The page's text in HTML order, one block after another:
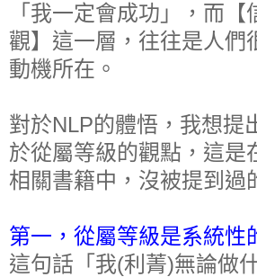
「我一定會成功」，而【
觀】這一層， 往往是人們
動機所在。
對於NLP的體悟，我想提
於從屬等級的觀點，這是
相關書籍中，沒被提到過
第一，從屬等級是系統性
這句話 「我(利菁)無論做